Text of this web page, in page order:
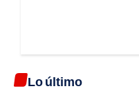
Lo último